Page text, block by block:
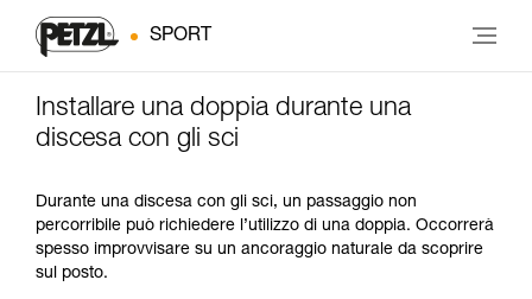
SPORT
Installare una doppia durante una
discesa con gli sci
Durante una discesa con gli sci, un passaggio non
percorribile può richiedere l’utilizzo di una doppia. Occorrerà
spesso improvvisare su un ancoraggio naturale da scoprire
sul posto.